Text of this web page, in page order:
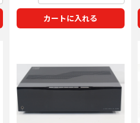
カートに入れる